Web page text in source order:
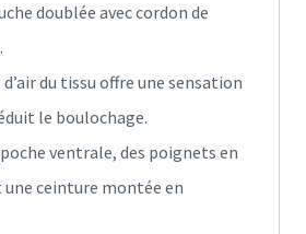
doublée avec cordon de
du tissu offre une sensation
le boulochage.
ventrale, des poignets en
ceinture montée en